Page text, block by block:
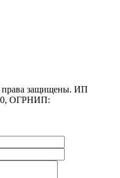
права защищены. ИП
ОГРНИП: